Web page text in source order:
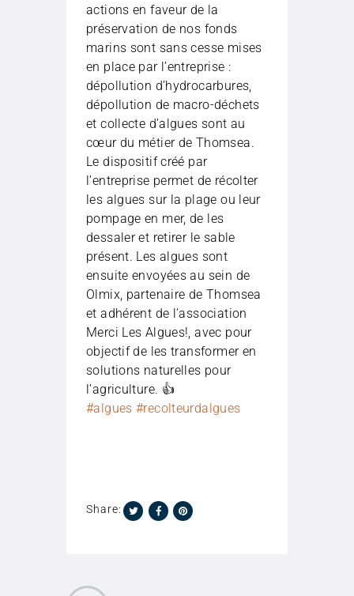
actions en faveur de la
préservation de nos fonds
marins sont sans cesse mises
en place par l’entreprise :
dépollution d’hydrocarbures,
dépollution de macro-déchets
et collecte d’algues sont au
cœur du métier de Thomsea.
Le dispositif créé par
l’entreprise permet de récolter
les algues sur la plage ou leur
pompage en mer, de les
dessaler et retirer le sable
présent. Les algues sont
ensuite envoyées au sein de
Olmix, partenaire de Thomsea
et adhérent de l’association
Merci Les Algues!, avec pour
objectif de les transformer en
solutions naturelles pour
l’agriculture. 👍
#algues #recolteurdalgues
Share: